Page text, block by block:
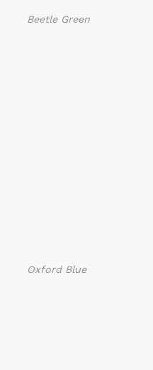
Beetle Green
Oxford Blue